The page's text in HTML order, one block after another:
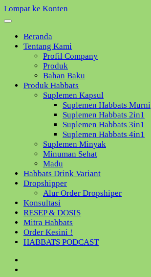
Lompat ke Konten
Beranda
Tentang Kami
Profil Company
Produk
Bahan Baku
Produk Habbats
Suplemen Kapsul
Suplemen Habbats Murni
Suplemen Habbats 2in1
Suplemen Habbats 3in1
Suplemen Habbats 4in1
Suplemen Minyak
Minuman Sehat
Madu
Habbats Drink Variant
Dropshipper
Alur Order Dropshiper
Konsultasi
RESEP & DOSIS
Mitra Habbats
Order Kesini !
HABBATS PODCAST